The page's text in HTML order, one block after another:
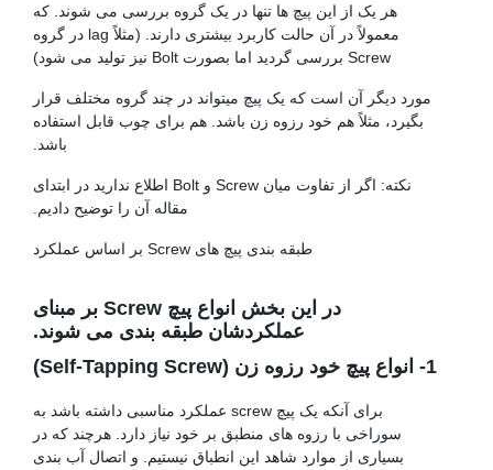
هر یک از این پیچ ها تنها در یک گروه بررسی می شوند. که
معمولاً در آن حالت کاربرد بیشتری دارند. (مثلاً lag در گروه
Screw بررسی گردید اما بصورت Bolt نیز تولید می شود)
مورد دیگر آن است که یک پیچ میتواند در چند گروه مختلف قرار
بگیرد، مثلاً هم خود رزوه زن باشد. هم برای چوب قابل استفاده
باشد.
نکته: اگر از تفاوت میان Screw و Bolt اطلاع ندارید در ابتدای
مقاله آن را توضیح دادیم.
طبقه بندی پیچ های Screw بر اساس عملکرد
در این بخش انواع پیچ Screw بر مبنای
عملکردشان طبقه بندی می شوند.
1- انواع پیچ خود رزوه زن (Self-Tapping Screw)
برای آنکه یک پیچ screw عملکرد مناسبی داشته باشد به
سوراخی با رزوه های منطبق بر خود نیاز دارد. هرچند که در
بسیاری از موارد شاهد این انطباق نیستیم. و اتصال آب بندی